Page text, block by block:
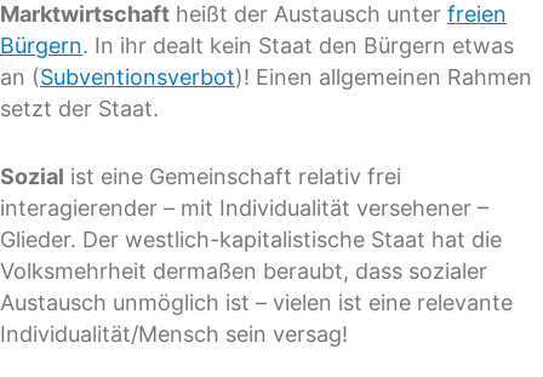
Marktwirtschaft heißt der Austausch unter freien
Bürgern. In ihr dealt kein Staat den Bürgern etwas
an (Subventionsverbot)! Einen allgemeinen Rahmen
setzt der Staat.
Sozial ist eine Gemeinschaft relativ frei
interagierender – mit Individualität versehener –
Glieder. Der westlich-kapitalistische Staat hat die
Volksmehrheit dermaßen beraubt, dass sozialer
Austausch unmöglich ist – vielen ist eine relevante
Individualität/Mensch sein versag!